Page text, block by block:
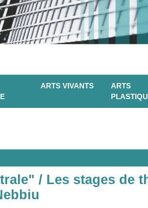
ARTS VIVANTS
ARTS
/ Les stages de